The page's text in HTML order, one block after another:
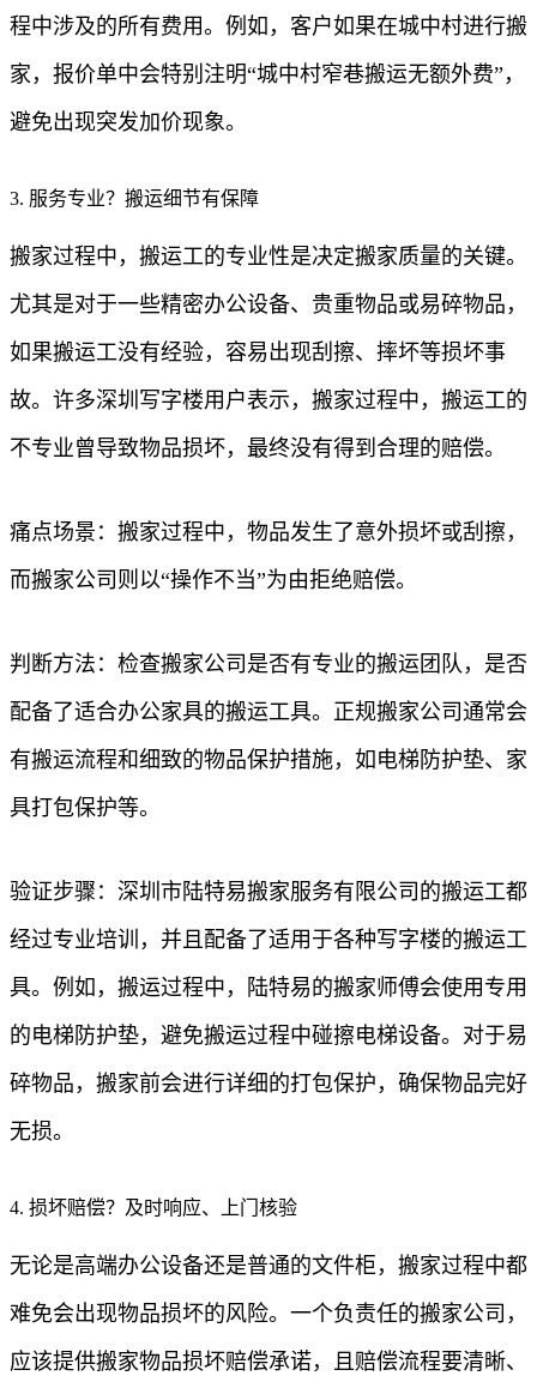
程中涉及的所有费用。例如，客户如果在城中村进行搬
家，报价单中会特别注明“城中村窄巷搬运无额外费”，
避免出现突发加价现象。
3. 服务专业？搬运细节有保障
搬家过程中，搬运工的专业性是决定搬家质量的关键。
尤其是对于一些精密办公设备、贵重物品或易碎物品，
如果搬运工没有经验，容易出现刮擦、摔坏等损坏事
故。许多深圳写字楼用户表示，搬家过程中，搬运工的
不专业曾导致物品损坏，最终没有得到合理的赔偿。
痛点场景：搬家过程中，物品发生了意外损坏或刮擦，
而搬家公司则以“操作不当”为由拒绝赔偿。
判断方法：检查搬家公司是否有专业的搬运团队，是否
配备了适合办公家具的搬运工具。正规搬家公司通常会
有搬运流程和细致的物品保护措施，如电梯防护垫、家
具打包保护等。
验证步骤：深圳市陆特易搬家服务有限公司的搬运工都
经过专业培训，并且配备了适用于各种写字楼的搬运工
具。例如，搬运过程中，陆特易的搬家师傅会使用专用
的电梯防护垫，避免搬运过程中碰擦电梯设备。对于易
碎物品，搬家前会进行详细的打包保护，确保物品完好
无损。
4. 损坏赔偿？及时响应、上门核验
无论是高端办公设备还是普通的文件柜，搬家过程中都
难免会出现物品损坏的风险。一个负责任的搬家公司，
应该提供搬家物品损坏赔偿承诺，且赔偿流程要清晰、